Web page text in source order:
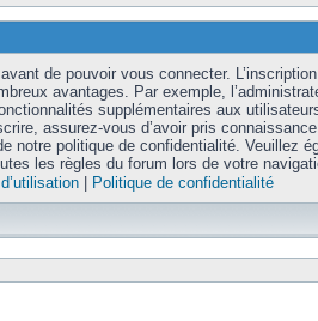
de pouvoir vous connecter.
avantages. Par exemple,
supplémentaires aux
assurez-vous d’avoir pris
notre politique de confidentialité. Veuillez
les règles du forum lors de votre
| Politique de confidentialité